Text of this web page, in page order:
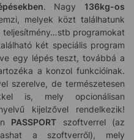
. Nagy136kg-os
melyek közt találhatunk
teljesítmény…stb programokat
két speciális program
egy lépés teszt, továbbá a
a konzol funkcióinak.
szerelve, de természetesen
is, mely opcionálisan
kijelzővel rendelkezik!
PASSPORT szoftverrel (az
a szoftverről), mely